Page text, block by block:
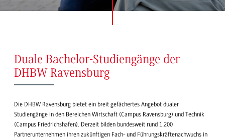
Duale Bachelor-Studiengänge der
DHBW Ravensburg
Die DHBW Ravensburg bietet ein breit gefächertes Angebot dualer
Studiengänge in den Bereichen Wirtschaft (Campus Ravensburg) und Technik
(Campus Friedrichshafen). Derzeit bilden bundesweit rund 1.200
Partnerunternehmen ihren zukünftigen Fach- und Führungskräftenachwuchs in